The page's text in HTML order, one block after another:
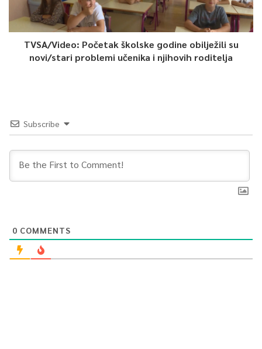
TVSA/Video: Početak školske godine obilježili su
novi/stari problemi učenika i njihovih roditelja
Subscribe
0 COMMENTS